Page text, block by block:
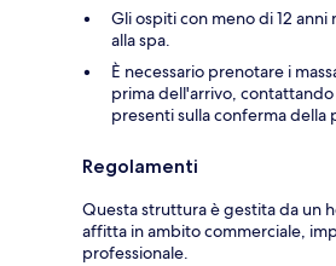
Gli ospiti con meno di 12
alla spa.
È necessario prenotare i
prima dell'arrivo,
presenti sulla conferma della
Regolamenti
Questa struttura è gestita da un
affitta in ambito commerciale,
professionale.